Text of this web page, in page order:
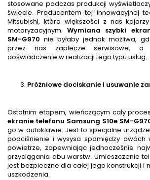
stosowane podczas produkcji
świecie. Producentem tej innowacyjnej
Mitsubishi, która większości z nas
motoryzacyjnym.Wymiana szybki
SM-G970 nie byłaby jednak możliwa,
przez nas zaplecze serwisowe, a
doświadczenie w realizacji tego typu usług.
Próżniowe dociskanie i usuwanie
Ostatnim etapem, wieńczącym cały
ekranie telefonu Samsung S10e SM-
go w autoklawie. Jest to specjalne
podciśnienie i wysysa spomiędzy dwóch
powietrze, zapewniając jednocześnie
przyciągania obu warstw. Umieszczenie
jest bezpieczne dla całej jego konstrukcji i
uszkodzenia.